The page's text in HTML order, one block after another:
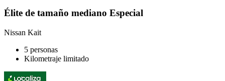
Élite de tamaño mediano Especial
Nissan Kait
5 personas
Kilometraje limitado